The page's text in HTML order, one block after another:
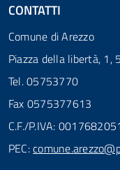
CONTATTI
Comune di Arezzo
Piazza della libertà, 1,
Tel. 05753770
Fax 0575377613
C.F./P.IVA:
PEC: